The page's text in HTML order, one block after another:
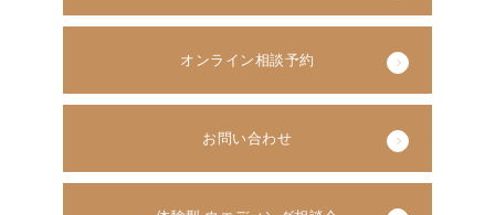
オンライン相談予約
お問い合わせ